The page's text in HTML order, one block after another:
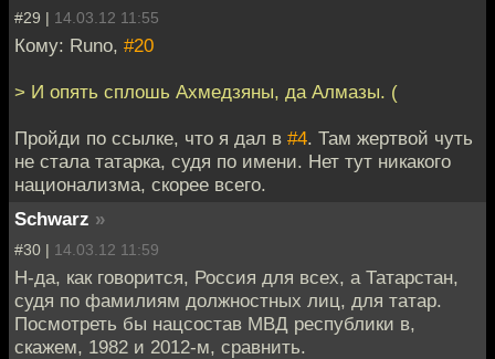
#29 | 14.03.12 11:55
Кому: Runo, #20
> И опять сплошь Ахмедзяны, да Алмазы. (
Пройди по ссылке, что я дал в #4. Там жертвой чуть
не стала татарка, судя по имени. Нет тут никакого
национализма, скорее всего.
Schwarz »
#30 | 14.03.12 11:59
Н-да, как говорится, Россия для всех, а Татарстан,
судя по фамилиям должностных лиц, для татар.
Посмотреть бы нацсостав МВД республики в,
скажем, 1982 и 2012-м, сравнить.